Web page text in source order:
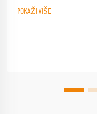
POKAŽI VIŠE